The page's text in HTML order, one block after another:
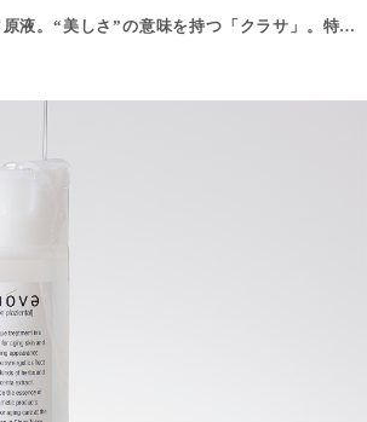
贅沢な100%プラセンタ原液。“美しさ”の意味を持つ「クラサ」。特別な管理のもとに飼育したプラセンタの優良品種の豚から、製法特許「乳化抽出法」により、180日の時間と6つの工程をかけて、ていねいに作り上げた100％ピュアなプラセンタ原液。皮脂細胞の修復・補修・活性の働きのある2種のアミノ酸「ヒドロキシプロリン」と「アルブミン」は、このプラセンタにしか含まれていません。水も添加物もいっさい加えていない天然の純粋なプラセンタエキス100％です。1本で約10回ほどご使用いただけます。